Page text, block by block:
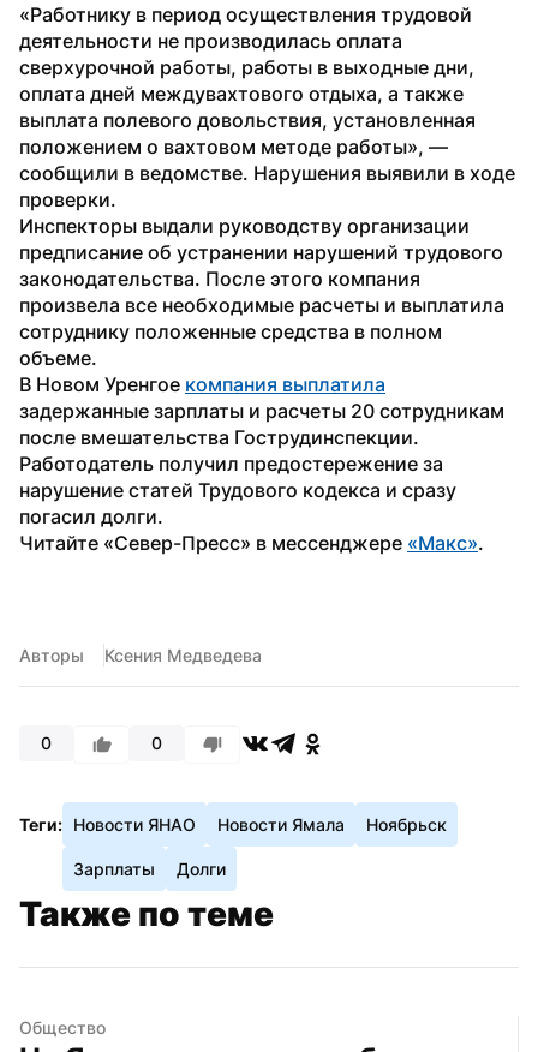
«Работнику в период осуществления трудовой
деятельности не производилась оплата
сверхурочной работы, работы в выходные дни,
оплата дней междувахтового отдыха, а также
выплата полевого довольствия, установленная
положением о вахтовом методе работы», —
сообщили в ведомстве. Нарушения выявили в ходе
проверки.
Инспекторы выдали руководству организации
предписание об устранении нарушений трудового
законодательства. После этого компания
произвела все необходимые расчеты и выплатила
сотруднику положенные средства в полном
объеме.
В Новом Уренгое компания выплатила
задержанные зарплаты и расчеты 20 сотрудникам
после вмешательства Гострудинспекции.
Работодатель получил предостережение за
нарушение статей Трудового кодекса и сразу
погасил долги.
Читайте «Север-Пресс» в мессенджере «Макс».
Авторы Ксения Медведева
0 0
Теги: Новости ЯНАО Новости Ямала Ноябрьск
Зарплаты Долги
Также по теме
Общество